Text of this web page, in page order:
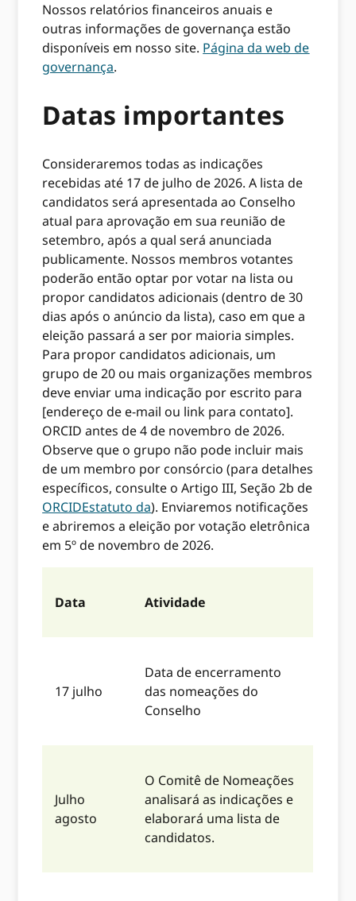
Nossos relatórios financeiros anuais e
outras informações de governança estão
disponíveis em nosso site. Página da web de
governança.
Datas importantes
Consideraremos todas as indicações
recebidas até 17 de julho de 2026. A lista de
candidatos será apresentada ao Conselho
atual para aprovação em sua reunião de
setembro, após a qual será anunciada
publicamente. Nossos membros votantes
poderão então optar por votar na lista ou
propor candidatos adicionais (dentro de 30
dias após o anúncio da lista), caso em que a
eleição passará a ser por maioria simples.
Para propor candidatos adicionais, um
grupo de 20 ou mais organizações membros
deve enviar uma indicação por escrito para
[endereço de e-mail ou link para contato].
ORCID antes de 4 de novembro de 2026.
Observe que o grupo não pode incluir mais
de um membro por consórcio (para detalhes
específicos, consulte o Artigo III, Seção 2b de
ORCIDEstatuto da). Enviaremos notificações
e abriremos a eleição por votação eletrônica
em 5º de novembro de 2026.
Data Atividade
17 julho
Data de encerramento
das nomeações do
Conselho
Julho
agosto
O Comitê de Nomeações
analisará as indicações e
elaborará uma lista de
candidatos.